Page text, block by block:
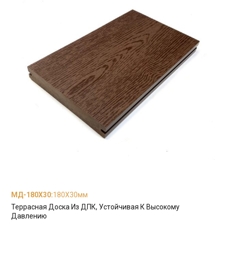
МД-180X30:180X30мм
Террасная Доска Из ДПК, Устойчивая К Высокому
Давлению